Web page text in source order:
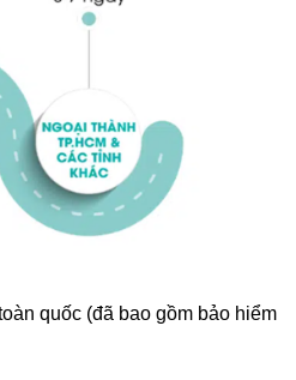
quốc (đã bao gồm bảo hiểm